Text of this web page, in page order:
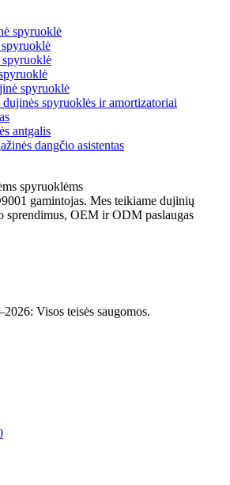
spyruoklė
spyruoklė
spyruoklė
spyruoklės ir amortizatoriai
antgalis
dangčio asistentas
spyruoklėms
gamintojas. Mes teikiame dujinių
sprendimus, OEM ir ODM paslaugas
Visos teisės saugomos.